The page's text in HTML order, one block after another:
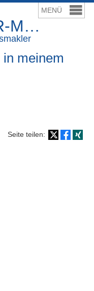
mein@FREYER-Makler.de
meinem
Seite teilen: